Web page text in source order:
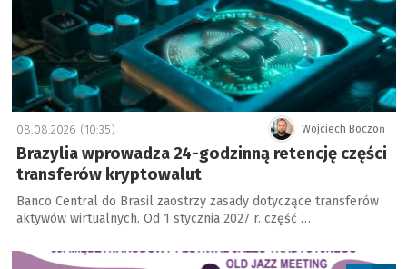
Wojciech Boczoń
08.08.2026 (10:35)
Brazylia wprowadza 24-godzinną retencję części
transferów kryptowalut
Banco Central do Brasil zaostrzy zasady dotyczące transferów
aktywów wirtualnych. Od 1 stycznia 2027 r. część …
a